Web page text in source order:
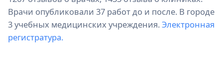
Врачи опубликовали 37 работ до и после. В городе
3 учебных медицинских учреждения. Электронная
регистратура.